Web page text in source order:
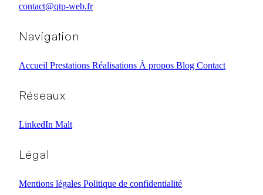
contact@qtp-web.fr
Navigation
Accueil Prestations Réalisations À propos Blog Contact
Réseaux
LinkedIn Malt
Légal
Mentions légales Politique de confidentialité